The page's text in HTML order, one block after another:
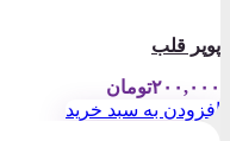
پوپر قلب
۲۰۰,۰۰۰تومان
افزودن به سبد خرید